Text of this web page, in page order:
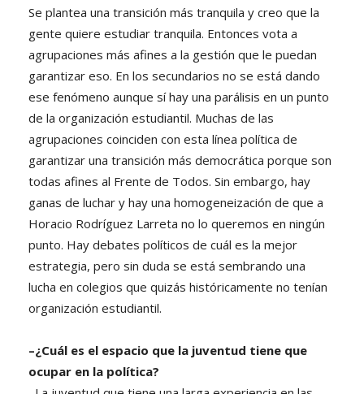
Se plantea una transición más tranquila y creo que la
gente quiere estudiar tranquila. Entonces vota a
agrupaciones más afines a la gestión que le puedan
garantizar eso. En los secundarios no se está dando
ese fenómeno aunque sí hay una parálisis en un punto
de la organización estudiantil. Muchas de las
agrupaciones coinciden con esta línea política de
garantizar una transición más democrática porque son
todas afines al Frente de Todos. Sin embargo, hay
ganas de luchar y hay una homogeneización de que a
Horacio Rodríguez Larreta no lo queremos en ningún
punto. Hay debates políticos de cuál es la mejor
estrategia, pero sin duda se está sembrando una
lucha en colegios que quizás históricamente no tenían
organización estudiantil.
–¿Cuál es el espacio que la juventud tiene que
ocupar en la política?